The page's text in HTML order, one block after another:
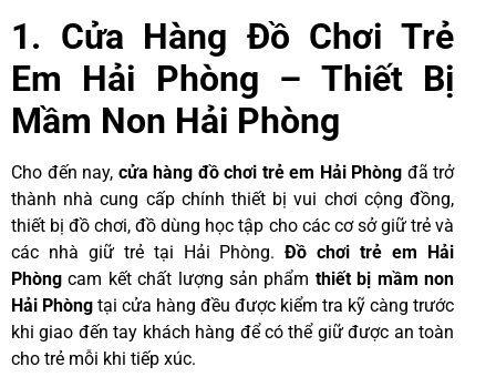
1. Cửa Hàng Đồ Chơi Trẻ
Em Hải Phòng – Thiết Bị
Mầm Non Hải Phòng
Cho đến nay, cửa hàng đồ chơi trẻ em Hải Phòng đã trở
thành nhà cung cấp chính thiết bị vui chơi cộng đồng,
thiết bị đồ chơi, đồ dùng học tập cho các cơ sở giữ trẻ và
các nhà giữ trẻ tại Hải Phòng.Đồ chơi trẻ em Hải
Phòng cam kết chất lượng sản phẩm thiết bị mầm non
Hải Phòng tại cửa hàng đều được kiểm tra kỹ càng trước
khi giao đến tay khách hàng để có thể giữ được an toàn
cho trẻ mỗi khi tiếp xúc.